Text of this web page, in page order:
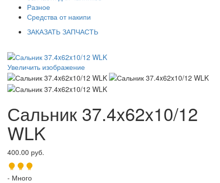
Разное
Средства от накипи
ЗАКАЗАТЬ ЗАПЧАСТЬ
Увеличить изображение
Сальник 37.4x62x10/12
WLK
400.00 руб.
- Много